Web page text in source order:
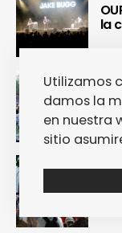
la
de
un
Utilizamos
damos la
en nuestra
sitio